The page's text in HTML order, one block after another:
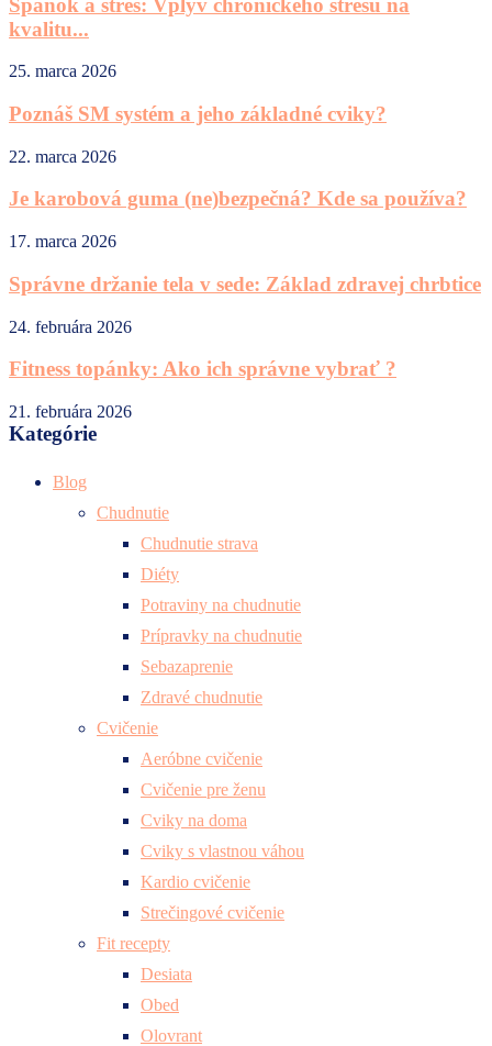
kvalitu...
25. marca 2026
Poznáš SM systém a jeho základné cviky?
22. marca 2026
Je karobová guma (ne)bezpečná? Kde sa používa?
17. marca 2026
Správne držanie tela v sede: Základ zdravej chrbtice
24. februára 2026
Fitness topánky: Ako ich správne vybrať ?
21. februára 2026
Kategórie
Blog
Chudnutie
Chudnutie strava
Diéty
Potraviny na chudnutie
Prípravky na chudnutie
Sebazaprenie
Zdravé chudnutie
Cvičenie
Aeróbne cvičenie
Cvičenie pre ženu
Cviky na doma
Cviky s vlastnou váhou
Kardio cvičenie
Strečingové cvičenie
Fit recepty
Desiata
Obed
Olovrant